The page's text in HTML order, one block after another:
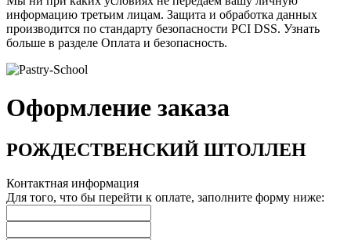
информацию третьим лицам. Защита и обработка данных
производится по стандарту безопасности PCI DSS. Узнать
больше в разделе Оплата и безопасность.
Оформление заказа
РОЖДЕСТВЕНСКИЙ ШТОЛЛЕН
Контактная информация
Для того, что бы перейти к оплате, заполните форму ниже: